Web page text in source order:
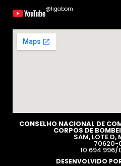
@ligabom
CONSELHO NACIONAL DE
CORPOS DE
SAM, LOTE D,
70620-
DESENVOLVIDO